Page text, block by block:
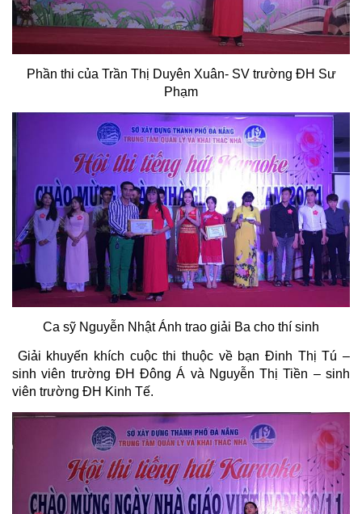
Phần thi của Trần Thị Duyên Xuân- SV trường ĐH Sư
Phạm
Ca sỹ Nguyễn Nhật Ánh trao giải Ba cho thí sinh
Giải khuyến khích cuộc thi thuộc về bạn Đinh Thị Tú –
sinh viên trường ĐH Đông Á và Nguyễn Thị Tiền – sinh
viên trường ĐH Kinh Tế.